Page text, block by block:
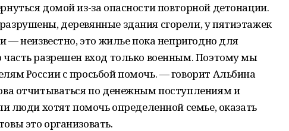
домой из-за опасности повторной детонации.
деревянные здания сгорели, у пятиэтажек
— неизвестно, это жилье пока непригодно для
разрешен вход только военным. Поэтому мы
России с просьбой помочь. — говорит Альбина
отчитываться по денежным поступлениям и
люди хотят помочь определенной семье, оказать
это организовать.